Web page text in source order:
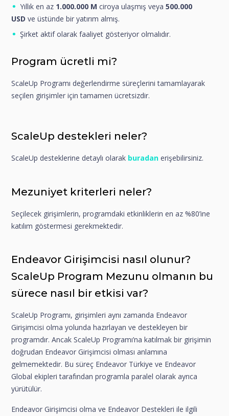
Yıllık en az 1.000.000 M ciroya ulaşmış veya500.000
USD ve üstünde bir yatırım almış.
Şirket aktif olarak faaliyet gösteriyor olmalıdır.
Program ücretli mi?
ScaleUp Programı değerlendirme süreçlerini tamamlayarak
seçilen girişimler için tamamen ücretsizdir.
ScaleUp destekleri neler?
ScaleUp desteklerine detaylı olarak buradan erişebilirsiniz.
Mezuniyet kriterleri neler?
Seçilecek girişimlerin, programdaki etkinliklerin en az %80’ine
katılım göstermesi gerekmektedir.
Endeavor Girişimcisi nasıl olunur?
ScaleUp Program Mezunu olmanın bu
sürece nasıl bir etkisi var?
ScaleUp Programı, girişimleri aynı zamanda Endeavor
Girişimcisi olma yolunda hazırlayan ve destekleyen bir
programdır. Ancak ScaleUp Programı’na katılmak bir girişimin
doğrudan Endeavor Girişimcisi olması anlamına
gelmemektedir. Bu süreç Endeavor Türkiye ve Endeavor
Global ekipleri tarafından programla paralel olarak ayrıca
yürütülür.
Endeavor Girişimcisi olma ve Endeavor Destekleri ile ilgili